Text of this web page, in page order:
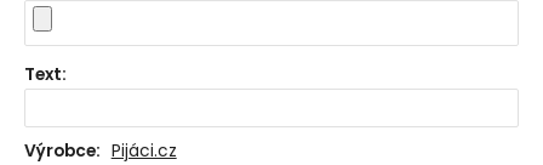
Text:
Výrobce: Pijáci.cz